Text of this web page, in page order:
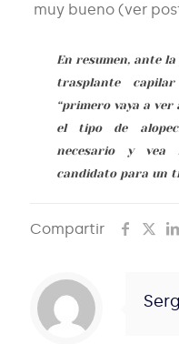
muy bueno (ver
En resumen, ante
trasplante
“primero vaya a
el tipo de
necesario y vea
candidato para un
Compartir